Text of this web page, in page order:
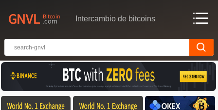
Intercambio de bitcoins